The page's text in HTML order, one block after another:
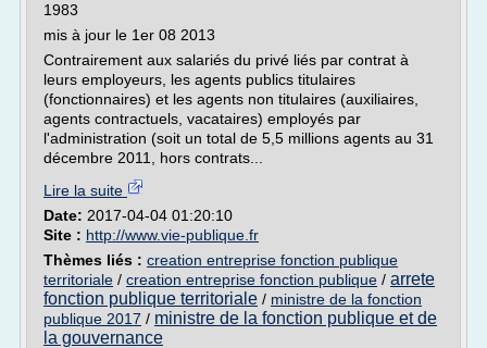
1983
mis à jour le 1er 08 2013
Contrairement aux salariés du privé liés par contrat à
leurs employeurs, les agents publics titulaires
(fonctionnaires) et les agents non titulaires (auxiliaires,
agents contractuels, vacataires) employés par
l'administration (soit un total de 5,5 millions agents au 31
décembre 2011, hors contrats...
Lire la suite
Date: 2017-04-04 01:20:10
Site : http://www.vie-publique.fr
Thèmes liés : creation entreprise fonction publique
territoriale / creation entreprise fonction publique / arrete
fonction publique territoriale / ministre de la fonction
publique 2017 / ministre de la fonction publique et de
la gouvernance